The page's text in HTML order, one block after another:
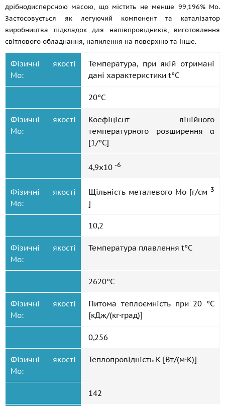
дрібнодисперсною масою, що містить не менше 99,196% Мо.
Застосовується як легуючий компонент та каталізатор
виробництва підкладок для напівпровідників, виготовлення
світлового обладнання, напилення на поверхню та інше.
Фізичні якості
Мо:
Температура, при якій отримані
дані характеристики t°С
20°С
Фізичні якості
Мо:
Коефіцієнт лінійного
температурного розширення α
[1/°С]
4,9x10 -6
Фізичні якості
Мо:
Щільність металевого Мо [г/см 3
]
10,2
Фізичні якості
Мо:
Температура плавлення t°С
2620°С
Фізичні якості
Мо:
Питома теплоємність при 20 °C
[кДж/(кг·град)]
0,256
Фізичні якості
Мо:
Теплопровідність К [Вт/(м·К)]
142